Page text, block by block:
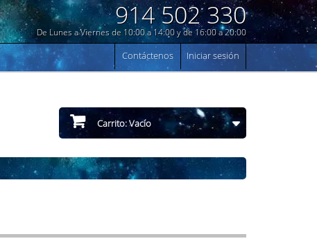
914 502 330
De Lunes a Viernes de 10:00 a 14:00 y de 16:00 a 20:00
Iniciar sesión
Contáctenos
Carrito:Vacío